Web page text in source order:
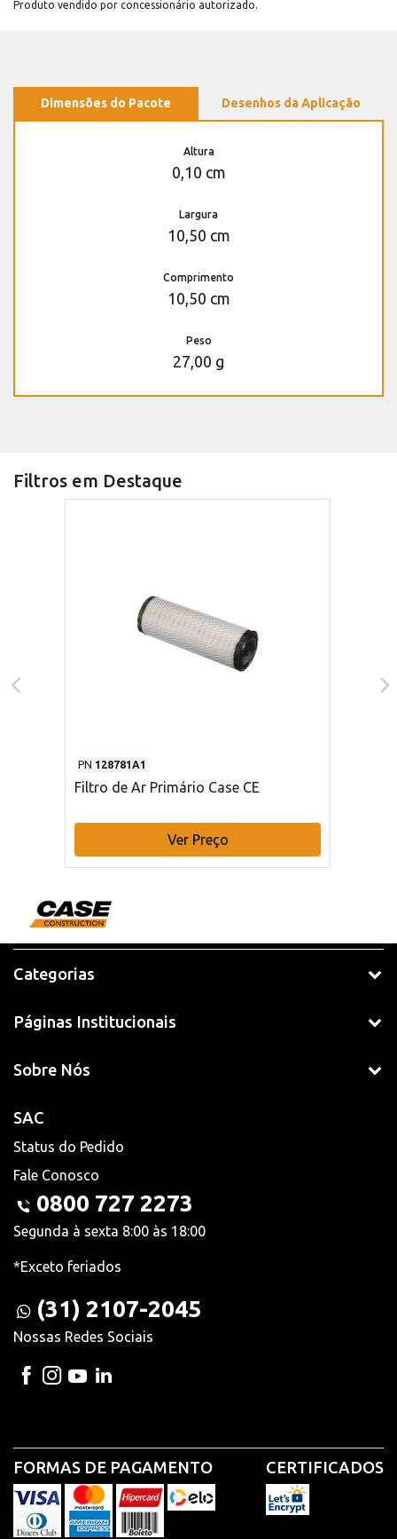
Produto vendido por concessionário autorizado.
Dimensões do Pacote Desenhos da Aplicação
Altura
0,10 cm
Largura
10,50 cm
Comprimento
10,50 cm
Peso
27,00 g
Filtros em Destaque
PN 128781A1
Filtro de Ar Primário Case CE
Ver Preço
Categorias
Páginas Institucionais
Sobre Nós
SAC
Status do Pedido
Fale Conosco
0800 727 2273
Segunda à sexta 8:00 às 18:00
*Exceto feriados
(31) 2107-2045
Nossas Redes Sociais
FORMAS DE PAGAMENTO CERTIFICADOS